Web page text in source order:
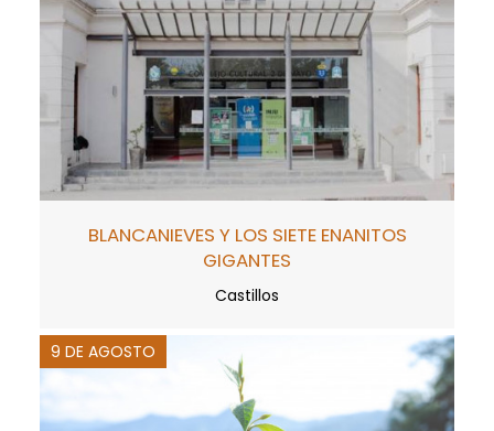
BLANCANIEVES Y LOS SIETE ENANITOS
GIGANTES
Castillos
9 DE AGOSTO